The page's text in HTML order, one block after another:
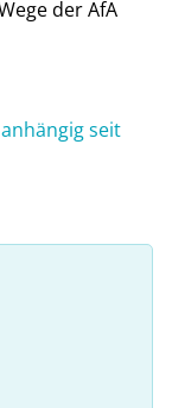
der AfA
seit